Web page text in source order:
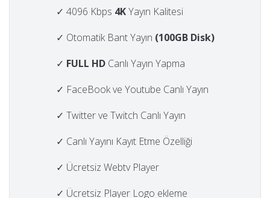
✓ 4096 Kbps 4KYayın Kalitesi
✓ Otomatik Bant Yayın (100GB Disk)
✓ FULL HD Canlı Yayın Yapma
✓ FaceBook ve Youtube Canlı Yayın
✓ Twitter ve Twitch Canlı Yayın
✓ Canlı Yayını Kayıt Etme Özelliği
✓ Ücretsiz Webtv Player
✓ Ücretsiz Player Logo ekleme